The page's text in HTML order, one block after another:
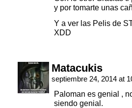
y por tomarte unas
Y a ver las Pelis de
XDD
Matacukis
septiembre 24, 2014 at
Paloman es genial ,
siendo genial.